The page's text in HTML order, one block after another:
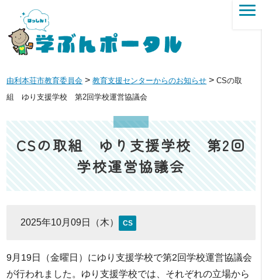
由利本荘市教育委員会 >教育支援センターからのお知らせ >CSの取
組 ゆり支援学校 第2回学校運営協議会
CSの取組 ゆり支援学校 第2回
学校運営協議会
2025年10月09日（木） CS
9月19日（金曜日）にゆり支援学校で第2回学校運営協議会
が行われました。ゆり支援学校では、それぞれの立場から